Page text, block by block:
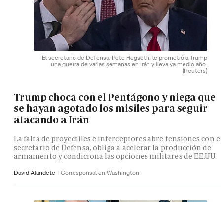
El secretario de Defensa, Pete Hegseth, le prometió a Trump
una guerra de varias semanas en Irán y lleva ya medio año.
(Reuters)
Trump choca con el Pentágono y niega que
se hayan agotado los misiles para seguir
atacando a Irán
La falta de proyectiles e interceptores abre tensiones con
secretario de Defensa, obliga a acelerar la producción de
armamento y condiciona las opciones militares de EE.UU.
David Alandete Corresponsal en Washington